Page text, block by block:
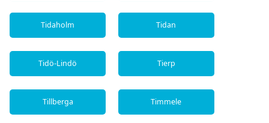
Tidaholm Tidan
Tidö-Lindö Tierp
Tillberga Timmele